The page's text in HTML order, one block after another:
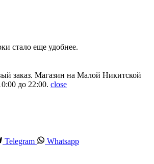
стало еще удобнее.
заказ. Магазин на Малой Никитской
до 22:00. close
Telegram
Whatsapp